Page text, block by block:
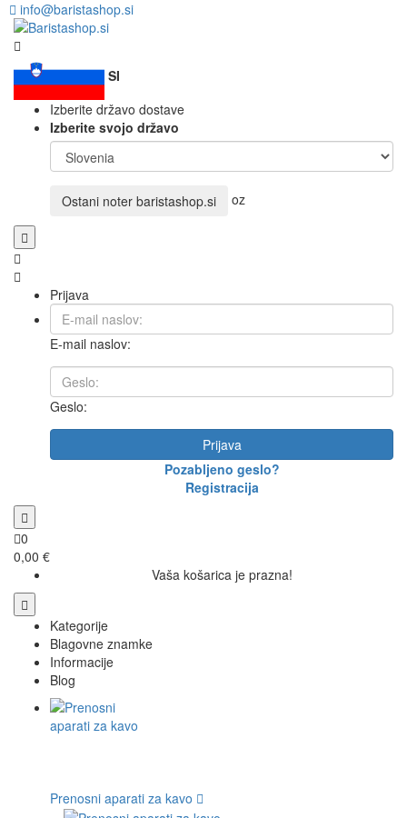
info@baristashop.si
SI
Izberite državo dostave
Izberite svojo državo
Ostani noter baristashop.si oz
Prijava
E-mail naslov:
Geslo:
Prijava
Pozabljeno geslo?
Registracija
0
0,00 €
Vaša košarica je prazna!
Kategorije
Blagovne znamke
Informacije
Blog
Prenosni aparati za kavo